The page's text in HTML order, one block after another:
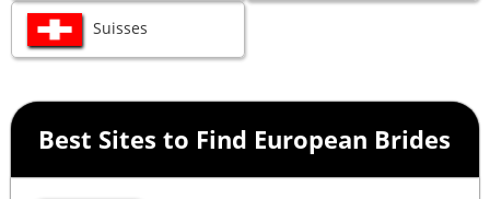
Suisses
Best Sites to Find European Brides